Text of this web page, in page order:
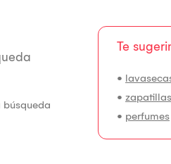
Te
•
•
• perfumes